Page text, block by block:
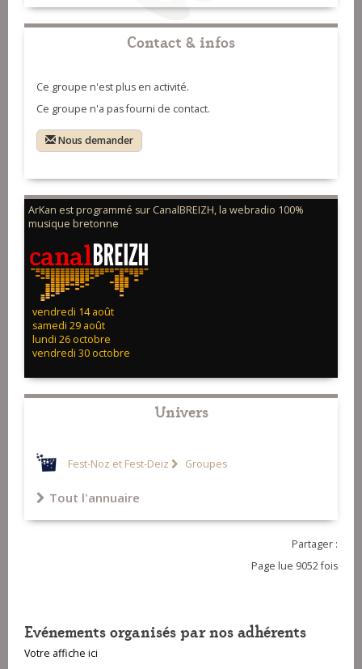
15-Dub Drone - Arkan
Contact & infos
Ce groupe n'est plus en activité.
Ce groupe n'a pas fourni de contact.
Nous demander
ArKan est programmé sur CanalBREIZH, la webradio 100%
musique bretonne
vendredi 14 août
samedi 29 août
lundi 26 octobre
vendredi 30 octobre
Univers
Fest-Noz et Fest-Deiz Groupes
Tout l'annuaire
Partager :
Page lue 9052 fois
Evénements organisés par nos adhérents
Votre affiche ici